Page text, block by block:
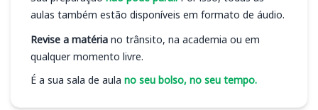
aulas também estão disponíveis em formato de áudio.
Revise a matéria no trânsito, na academia ou em
qualquer momento livre.
É a sua sala de aula no seu bolso, no seu tempo.